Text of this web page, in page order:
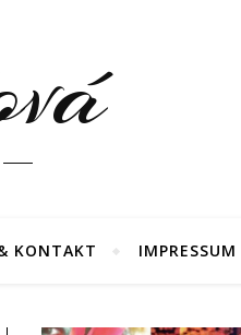
KONTAKT IMPRESSUM